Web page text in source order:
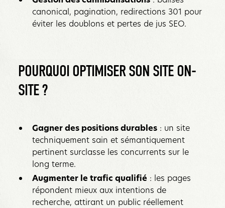
canonical, pagination, redirections 301 pour
éviter les doublons et pertes de jus SEO.‍‍
POURQUOI OPTIMISER SON SITE ON-
SITE ?‍
Gagner des positions durables : un site
techniquement sain et sémantiquement
pertinent surclasse les concurrents sur le
long terme.
Augmenter le trafic qualifié : les pages
répondent mieux aux intentions de
recherche, attirant un public réellement